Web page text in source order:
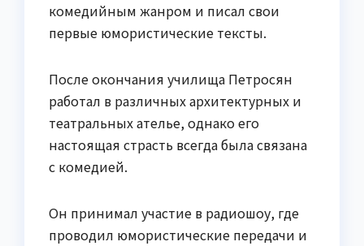
комедийным жанром и писал свои
первые юмористические тексты.
После окончания училища Петросян
работал в различных архитектурных и
театральных ателье, однако его
настоящая страсть всегда была связана
с комедией.
Он принимал участие в радиошоу, где
проводил юмористические передачи и